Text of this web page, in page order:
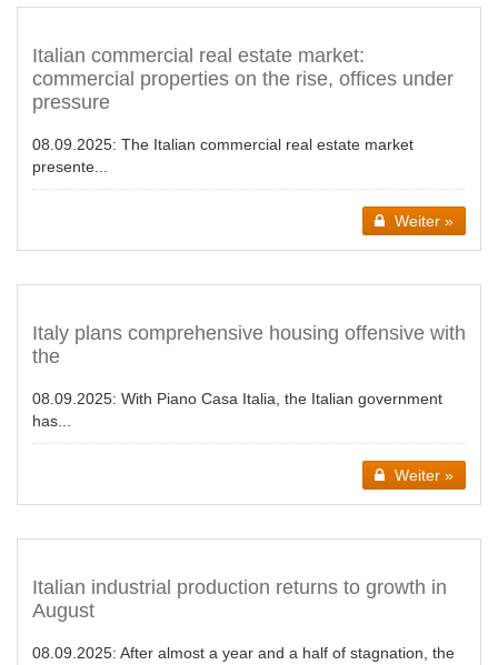
Italian commercial real estate market:
commercial properties on the rise, offices under
pressure
08.09.2025: The Italian commercial real estate market
presente...
Weiter »
Italy plans comprehensive housing offensive with
the
08.09.2025: With Piano Casa Italia, the Italian government
has...
Weiter »
Italian industrial production returns to growth in
August
08.09.2025: After almost a year and a half of stagnation, the